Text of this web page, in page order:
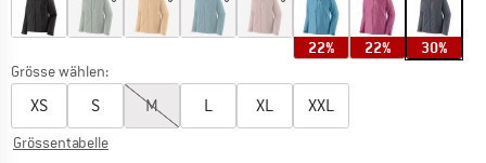
22% 22% 30%
Grösse wählen:
XS S M L XL XXL
Grössentabelle